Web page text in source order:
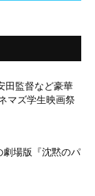
田監督など豪華
マズ学生映画祭
劇場版『沈黙のパ